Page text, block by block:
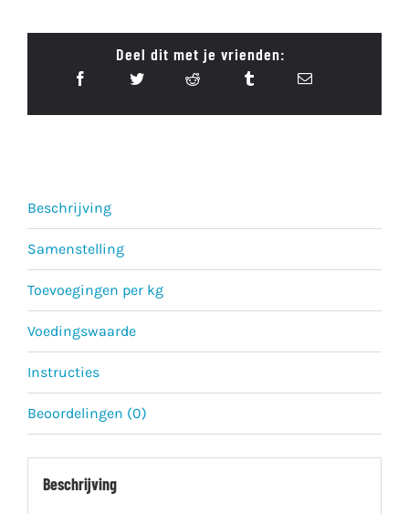
Deel dit met je vrienden:
Beschrijving
Samenstelling
Toevoegingen per kg
Voedingswaarde
Instructies
Beoordelingen (0)
Beschrijving